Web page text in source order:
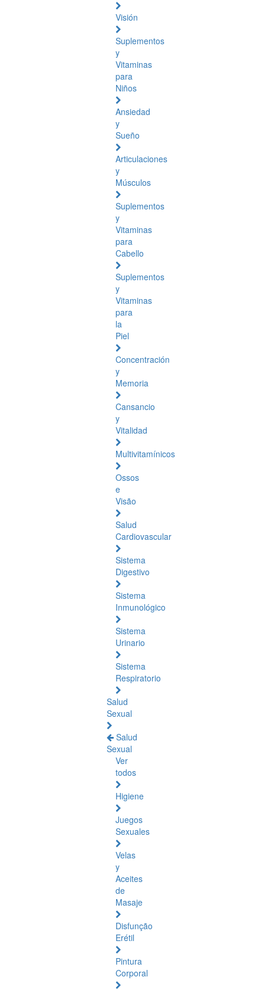
Visión
Suplementos
y
Vitaminas
para
Niños
Ansiedad
y
Sueño
Articulaciones
y
Músculos
Suplementos
y
Vitaminas
para
Cabello
Suplementos
y
Vitaminas
para
la
Piel
Concentración
y
Memoria
Cansancio
y
Vitalidad
Multivitamínicos
Ossos
e
Visão
Salud
Cardiovascular
Sistema
Digestivo
Sistema
Inmunológico
Sistema
Urinario
Sistema
Respiratorio
Salud
Sexual
Salud
Sexual
Ver
todos
Higiene
Juegos
Sexuales
Velas
y
Aceites
de
Masaje
Disfunção
Erétil
Pintura
Corporal